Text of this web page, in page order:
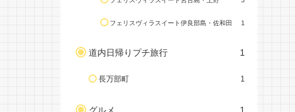
フェリスヴィラスイート伊良部島・佐和田 1
道内日帰りプチ旅行 1
長万部町 1
グルメ 1